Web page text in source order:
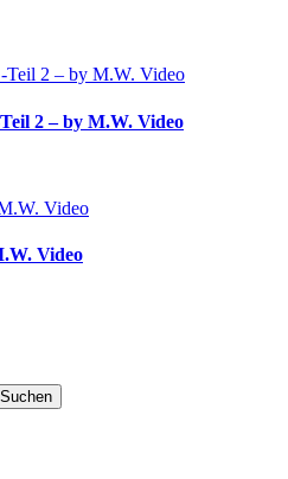
2 – by M.W. Video
Video